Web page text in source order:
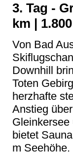
3. Tag -
km |
Von Bad
Downhill
Toten
herzhafte
Anstieg
bietet
m